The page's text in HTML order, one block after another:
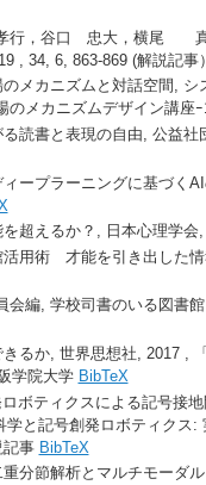
，谷口 忠大，横尾 真,
, 34, 6, 863-869 (解説記事
メカニズムと対話空間, シ
のメカニズムデザイン講座
読書と表現の自由, 公益社
ープラーニングに基づく
超えるか？, 日本心理学会
活用術 才能を引き出した
会編, 学校司書のいる図書
るか, 世界思想社, 2017 ,
学院大学 BibTeX
ボティクスによる記号接
と記号創発ロボティクス
記事 BibTeX
分節解析とマルチモーダ